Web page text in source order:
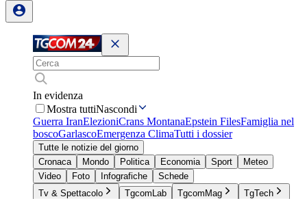
In evidenza
Mostra tuttiNascondi
Guerra IranElezioniCrans MontanaEpstein FilesFamiglia nel
boscoGarlascoEmergenza ClimaTutti i dossier
Tutte le notizie del giorno
Cronaca
Mondo Politica Economia Sport
Meteo
Video
Foto Infografiche
Schede
Tv & Spettacolo
TgcomLab TgcomMag
TgTech